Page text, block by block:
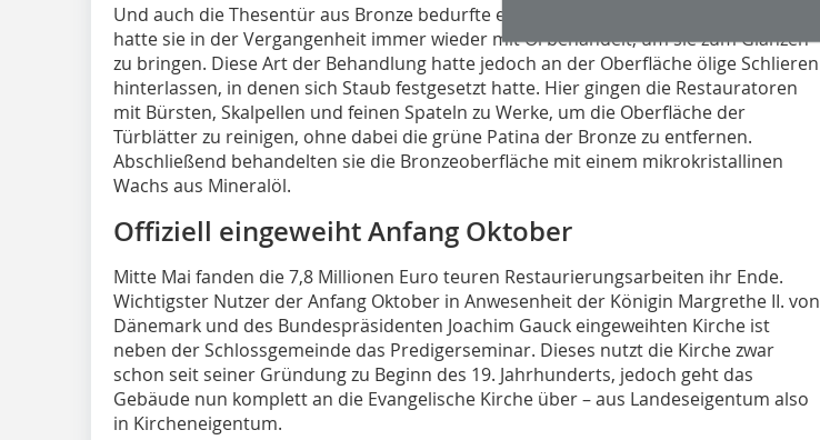
Und auch die Thesentür aus Bronze bedurfte einer gründlichen Reinigung. Man
hatte sie in der Vergangenheit immer wieder mit Öl behandelt, um sie zum Glänzen
zu bringen. Diese Art der Behandlung hatte jedoch an der Oberfläche ölige Schlieren
hinterlassen, in denen sich Staub festgesetzt hatte. Hier gingen die Restauratoren
mit Bürsten, Skalpellen und feinen Spateln zu Werke, um die Oberfläche der
Türblätter zu reinigen, ohne dabei die grüne Patina der Bronze zu entfernen.
Abschließend behandelten sie die Bronzeoberfläche mit einem mikrokristallinen
Wachs aus Mineralöl.
Offiziell eingeweiht Anfang Oktober
Mitte Mai fanden die 7,8 Millionen Euro teuren Restaurierungsarbeiten ihr Ende.
Wichtigster Nutzer der Anfang Oktober in Anwesenheit der Königin Margrethe II. von
Dänemark und des Bundespräsidenten Joachim Gauck eingeweihten Kirche ist
neben der Schlossgemeinde das Predigerseminar. Dieses nutzt die Kirche zwar
schon seit seiner Gründung zu Beginn des 19. Jahrhunderts, jedoch geht das
Gebäude nun komplett an die Evangelische Kirche über – aus Landeseigentum also
in Kircheneigentum.